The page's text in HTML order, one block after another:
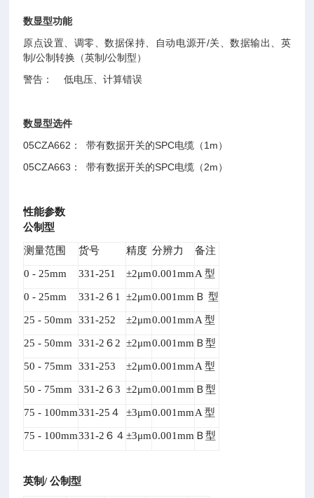
数显型功能
原点设置、调零、数据保持、自动电源开/关、数据输出、英
制/公制转换（英制/公制型）
警告： 低电压、计算错误
数显型选件
05CZA662 ： 带有数据开关的SPC电缆（1m）
05CZA663 ： 带有数据开关的SPC电缆（2m）
性能参数
公制型
测量范围 货号 精度 分辨力 备注
0 - 25mm 331-251 ±2μm0.001mmA型
0 - 25mm 331-2 ６1 ±2μm0.001mm Ｂ 型
25 - 50mm 331-252 ±2μm0.001mmA型
25 - 50mm 331-2 ６2 ±2μm0.001mm Ｂ型
50 - 75mm 331-253 ±2μm0.001mmA型
50 - 75mm 331-2 ６3 ±2μm0.001mm Ｂ型
75 - 100mm331-25 ４ ±3μm0.001mmA型
75 - 100mm331-2 ６４ ±3μm0.001mm Ｂ型
英制/ 公制型